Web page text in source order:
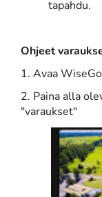
tapahdu.
Ohjeet
1. Avaa
2. Paina alla
"varaukset"